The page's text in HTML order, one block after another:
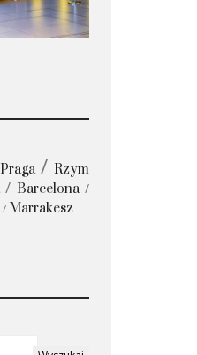
Praga
Rzym
Barcelona
Marrakesz